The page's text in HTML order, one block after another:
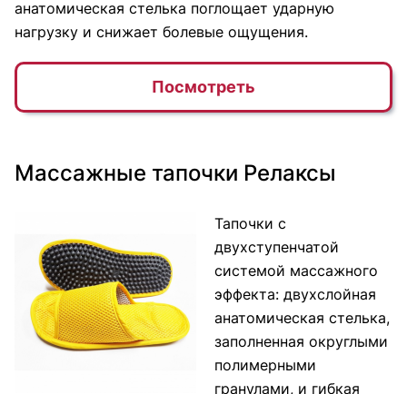
анатомическая стелька поглощает ударную
нагрузку и снижает болевые ощущения.
Посмотреть
Массажные тапочки Релаксы
Тапочки с
двухступенчатой
системой массажного
эффекта: двухслойная
анатомическая стелька,
заполненная округлыми
полимерными
гранулами, и гибкая